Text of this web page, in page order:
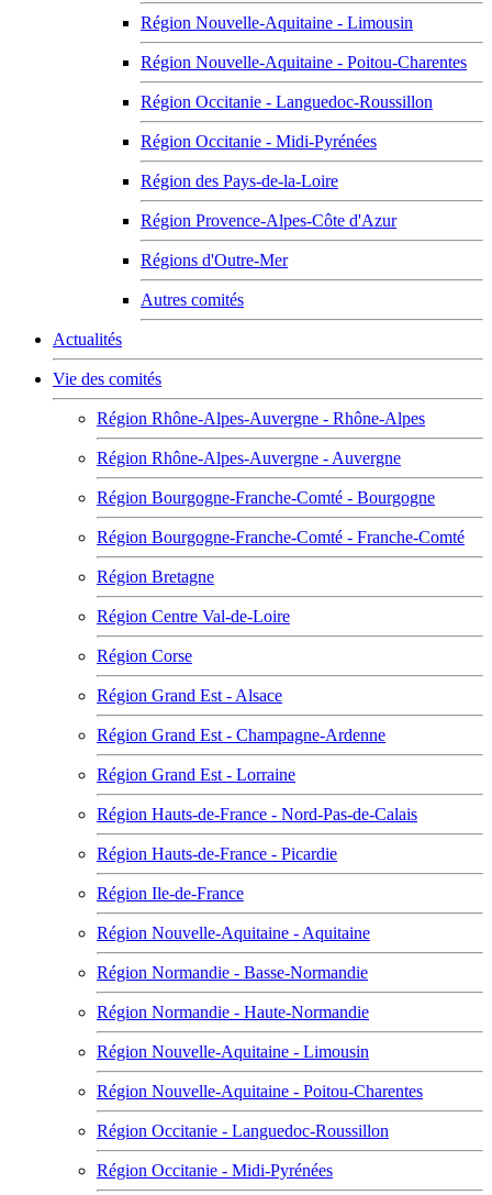
Région Nouvelle-Aquitaine - Limousin
Région Nouvelle-Aquitaine - Poitou-Charentes
Région Occitanie - Languedoc-Roussillon
Région Occitanie - Midi-Pyrénées
Région des Pays-de-la-Loire
Région Provence-Alpes-Côte d'Azur
Régions d'Outre-Mer
Autres comités
Actualités
Vie des comités
Région Rhône-Alpes-Auvergne - Rhône-Alpes
Région Rhône-Alpes-Auvergne - Auvergne
Région Bourgogne-Franche-Comté - Bourgogne
Région Bourgogne-Franche-Comté - Franche-Comté
Région Bretagne
Région Centre Val-de-Loire
Région Corse
Région Grand Est - Alsace
Région Grand Est - Champagne-Ardenne
Région Grand Est - Lorraine
Région Hauts-de-France - Nord-Pas-de-Calais
Région Hauts-de-France - Picardie
Région Ile-de-France
Région Nouvelle-Aquitaine - Aquitaine
Région Normandie - Basse-Normandie
Région Normandie - Haute-Normandie
Région Nouvelle-Aquitaine - Limousin
Région Nouvelle-Aquitaine - Poitou-Charentes
Région Occitanie - Languedoc-Roussillon
Région Occitanie - Midi-Pyrénées